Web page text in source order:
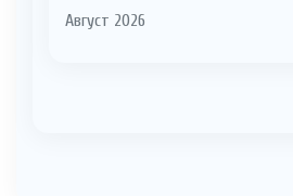
Август 2026